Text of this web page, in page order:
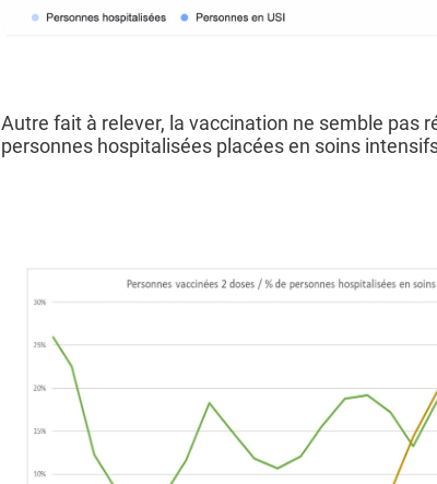
Autre fait à relever, la vaccination ne semble pas
personnes hospitalisées placées en soins